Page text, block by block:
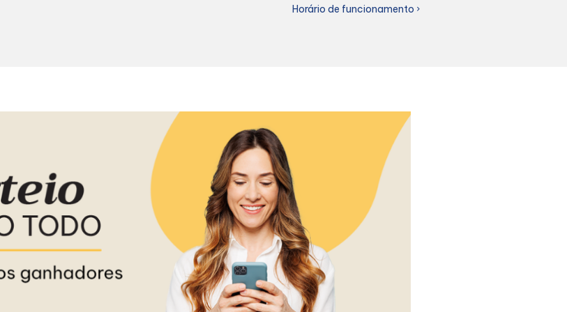
Horário de funcionamento chevron_right